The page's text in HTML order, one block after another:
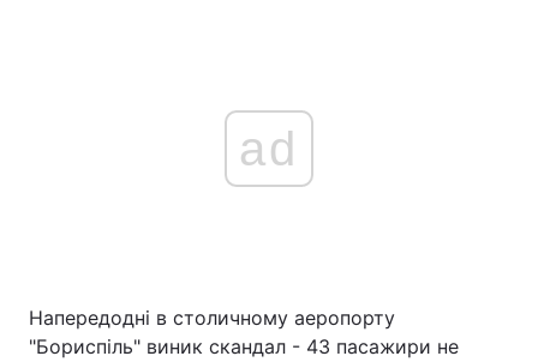
Головна Війна
ad
Напередодні в столичному аеропорту
"Бориспіль" виник скандал - 43 пасажири не